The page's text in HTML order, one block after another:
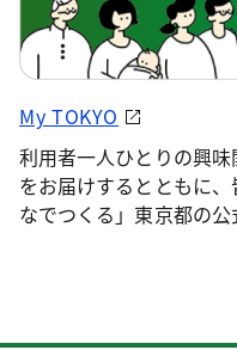
My TOKYO
利用者一人ひとりの興
をお届けするとともに
なでつくる」東京都の公